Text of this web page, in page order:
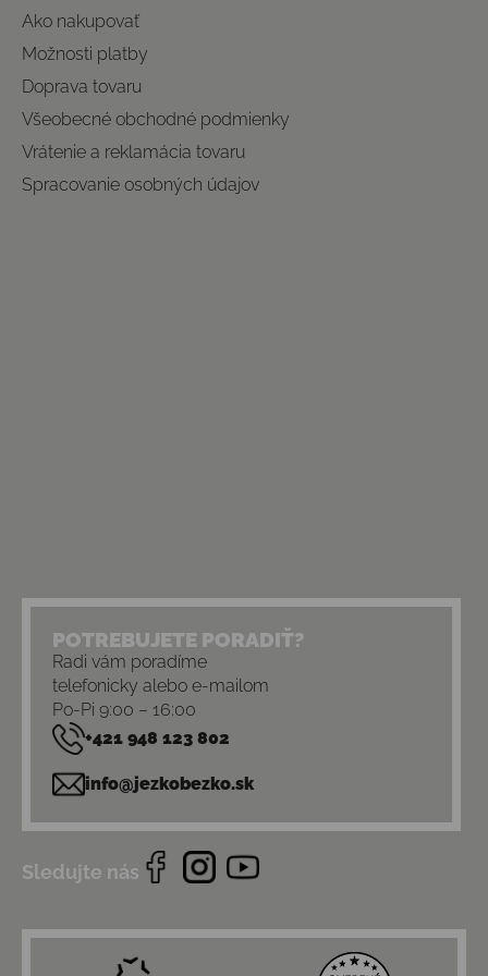
Ako nakupovať
Možnosti platby
Doprava tovaru
Všeobecné obchodné podmienky
Vrátenie a reklamácia tovaru
Spracovanie osobných údajov
POTREBUJETE PORADIŤ?
Radi vám poradíme
telefonicky alebo e-mailom
Po-Pi 9:00 – 16:00
+421 948 123 802
info@jezkobezko.sk
Sledujte nás